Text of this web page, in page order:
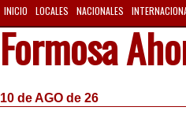
INICIO LOCALES NACIONALES
Formosa
10 de AGO de 26